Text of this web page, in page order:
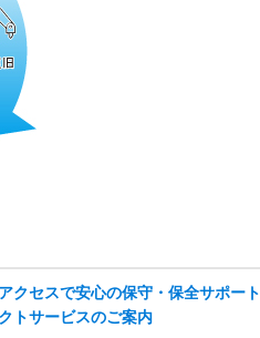
クセスで安心の保守・保全サポート
トサービスのご案内